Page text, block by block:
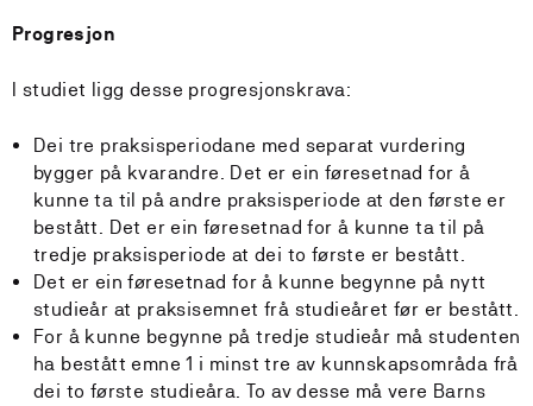
Progresjon
I studiet ligg desse progresjonskrava:
Dei tre praksisperiodane med separat vurdering
bygger på kvarandre. Det er ein føresetnad for å
kunne ta til på andre praksisperiode at den første er
bestått. Det er ein føresetnad for å kunne ta til på
tredje praksisperiode at dei to første er bestått.
Det er ein føresetnad for å kunne begynne på nytt
studieår at praksisemnet frå studieåret før er bestått.
For å kunne begynne på tredje studieår må studenten
ha bestått emne 1 i minst tre av kunnskapsområda frå
dei to første studieåra. To av desse må vere Barns